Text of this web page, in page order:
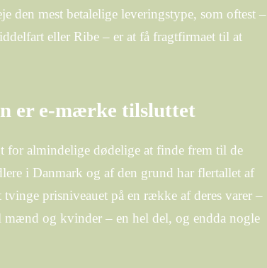
den mest betalelige leveringstype, som oftest –
eller Ribe – er at få fragtfirmaet til at
er e-mærke tilsluttet
almindelige dødelige at finde frem til de
i Danmark og af den grund har flertallet af
prisniveauet på en række af deres varer –
og kvinder – en hel del, og endda nogle